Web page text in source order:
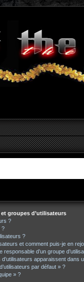
groupes d’utilisateurs
?
?
?
et comment puis-je en
responsable d’un groupe
apparaissent dans
par défaut » ?
» ?